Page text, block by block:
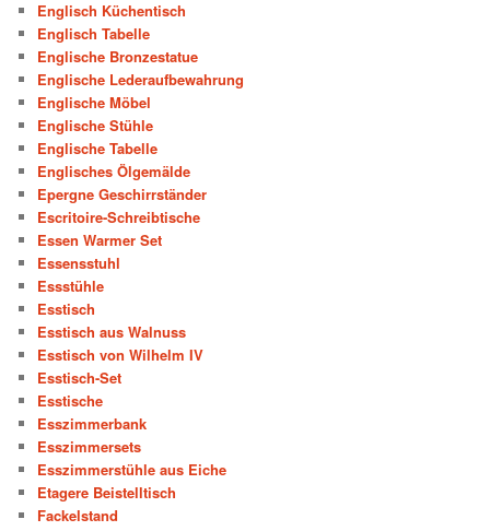
Englisch Küchentisch
Englisch Tabelle
Englische Bronzestatue
Englische Lederaufbewahrung
Englische Möbel
Englische Stühle
Englische Tabelle
Englisches Ölgemälde
Epergne Geschirrständer
Escritoire-Schreibtische
Essen Warmer Set
Essensstuhl
Essstühle
Esstisch
Esstisch aus Walnuss
Esstisch von Wilhelm IV
Esstisch-Set
Esstische
Esszimmerbank
Esszimmersets
Esszimmerstühle aus Eiche
Etagere Beistelltisch
Fackelstand